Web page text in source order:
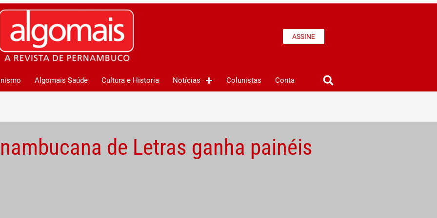
ASSINE
Algomais Saúde Cultura e Historia Notícias Colunistas Conta
de Letras ganha painéis